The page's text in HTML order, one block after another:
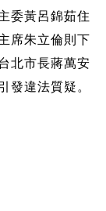
委黃呂錦茹住
席朱立倫則下
北市長蔣萬安
發違法質疑。